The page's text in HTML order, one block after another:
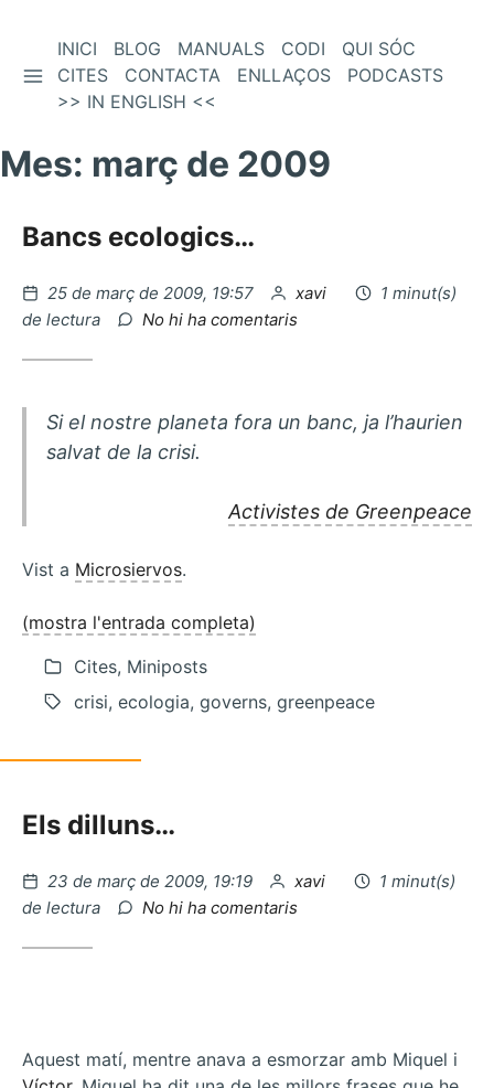
contingut
BARRA LATERAL
INICI BLOG MANUALS CODI
QUI SÓC
CITES
CONTACTA ENLLAÇOS
PODCASTS
>> IN ENGLISH <<
Mes: març de 2009
Bancs ecologics…
Publicat
el
25 de març de 2009, 19:57 per
xavi
1 minut(s)
de lectura
No hi ha comentaris
Si el nostre planeta fora un banc, ja l’haurien
salvat de la crisi.
Activistes de Greenpeace
Vist a Microsiervos.
(mostra l'entrada completa)
Cites, Miniposts
crisi, ecologia, governs, greenpeace
Els dilluns…
Publicat
el
23 de març de 2009, 19:19 per
xavi
1 minut(s)
de lectura
No hi ha comentaris
Aquest matí, mentre anava a esmorzar amb Miquel i